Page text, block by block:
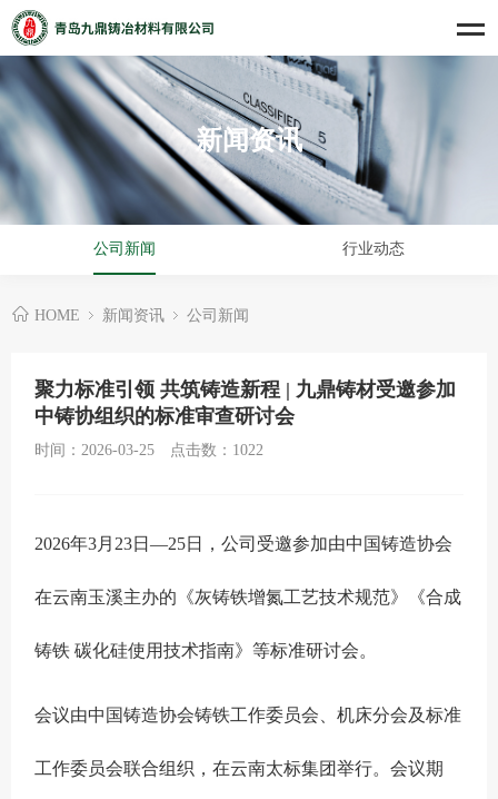
新闻资讯
公司新闻 行业动态
HOME 新闻资讯 公司新闻
聚力标准引领 共筑铸造新程 | 九鼎铸材受邀参加
中铸协组织的标准审查研讨会
时间：2026-03-25 点击数： 1022
2026年3月23日—25日，公司受邀参加由中国铸造协会
在云南玉溪主办的《灰铸铁增氮工艺技术规范》《合成
铸铁 碳化硅使用技术指南》等标准研讨会。
会议由中国铸造协会铸铁工作委员会、机床分会及标准
工作委员会联合组织，在云南太标集团举行。会议期